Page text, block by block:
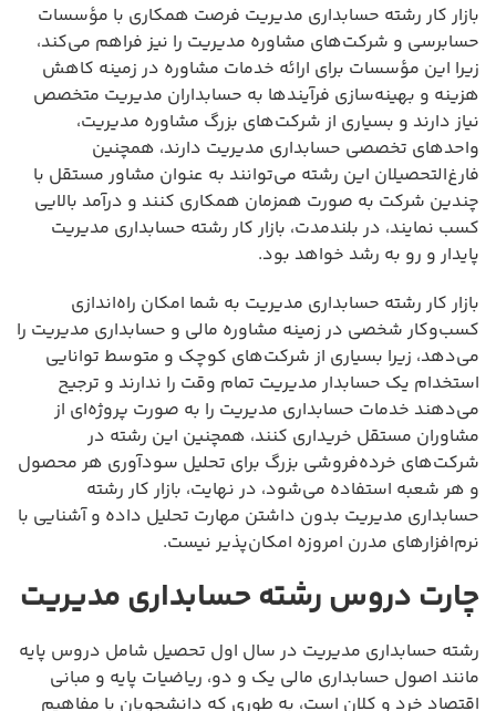
بازار کار رشته حسابداری مدیریت فرصت همکاری با مؤسسات
حسابرسی و شرکت‌های مشاوره مدیریت را نیز فراهم می‌کند،
زیرا این مؤسسات برای ارائه خدمات مشاوره در زمینه کاهش
هزینه و بهینه‌سازی فرآیندها به حسابداران مدیریت متخصص
نیاز دارند و بسیاری از شرکت‌های بزرگ مشاوره مدیریت،
واحدهای تخصصی حسابداری مدیریت دارند، همچنین
فارغ‌التحصیلان این رشته می‌توانند به عنوان مشاور مستقل با
چندین شرکت به صورت همزمان همکاری کنند و درآمد بالایی
کسب نمایند، در بلندمدت، بازار کار رشته حسابداری مدیریت
پایدار و رو به رشد خواهد بود.
بازار کار رشته حسابداری مدیریت به شما امکان راه‌اندازی
کسب‌وکار شخصی در زمینه مشاوره مالی و حسابداری مدیریت را
می‌دهد، زیرا بسیاری از شرکت‌های کوچک و متوسط توانایی
استخدام یک حسابدار مدیریت تمام وقت را ندارند و ترجیح
می‌دهند خدمات حسابداری مدیریت را به صورت پروژه‌ای از
مشاوران مستقل خریداری کنند، همچنین این رشته در
شرکت‌های خرده‌فروشی بزرگ برای تحلیل سودآوری هر محصول
و هر شعبه استفاده می‌شود، در نهایت، بازار کار رشته
حسابداری مدیریت بدون داشتن مهارت تحلیل داده و آشنایی با
نرم‌افزارهای مدرن امروزه امکان‌پذیر نیست.
چارت دروس رشته حسابداری مدیریت
رشته حسابداری مدیریت در سال اول تحصیل شامل دروس پایه
مانند اصول حسابداری مالی یک و دو، ریاضیات پایه و مبانی
اقتصاد خرد و کلان است، به طوری که دانشجویان با مفاهیم